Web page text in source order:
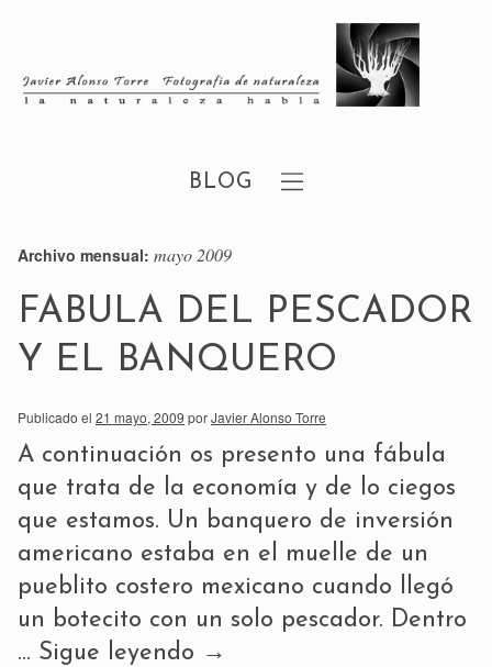
BLOG
Archivo mensual: mayo 2009
FABULA DEL PESCADOR
Y EL BANQUERO
Publicado el 21 mayo, 2009 porJavier Alonso Torre
A continuación os presento una fábula
que trata de la economía y de lo ciegos
que estamos. Un banquero de inversión
americano estaba en el muelle de un
pueblito costero mexicano cuando llegó
un botecito con un solo pescador. Dentro
… Sigue leyendo →